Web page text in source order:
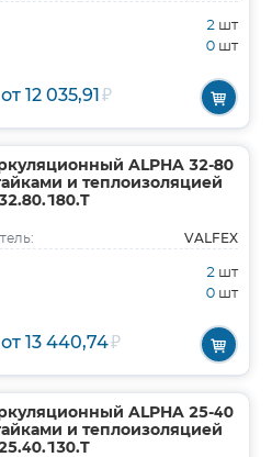
2 шт
0 шт
от 12 035,91₽
ALPHA 32-80
и теплоизоляцией
VALFEX
2 шт
0 шт
от 13 440,74₽
ALPHA 25-40
и теплоизоляцией